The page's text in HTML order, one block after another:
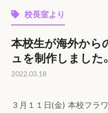
校長室より
本校生が海外から
ュを制作しました。
2022.03.18
３月１１日(金) 本校フラ